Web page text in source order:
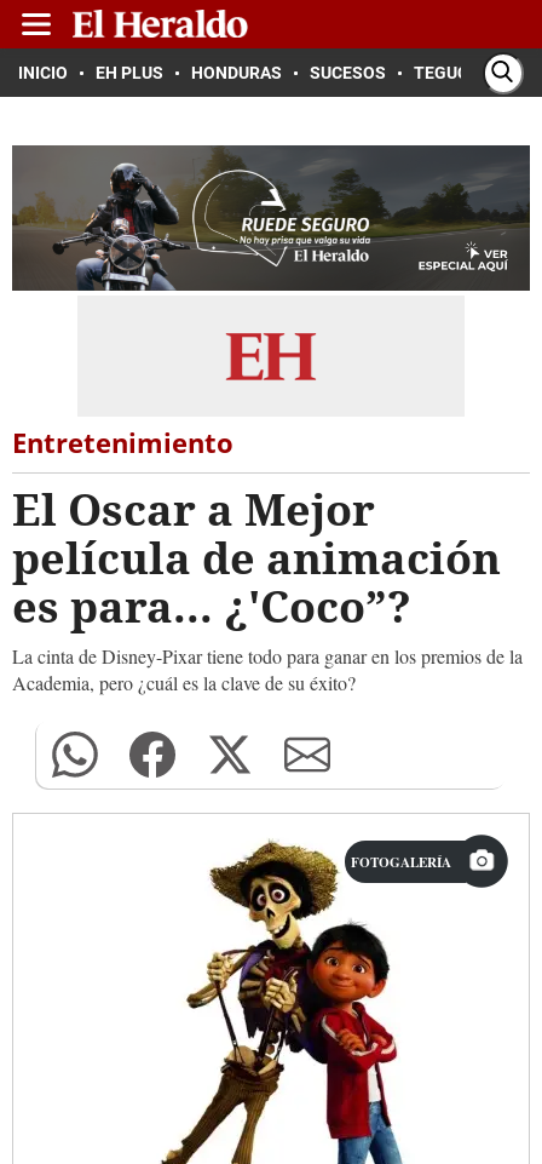
INICIO EH PLUS HONDURAS SUCESOS TEGUCIGALPA
Entretenimiento
El Oscar a Mejor
película de animación
es para... ¿'Coco”?
La cinta de Disney-Pixar tiene todo para ganar en los premios de la
Academia, pero ¿cuál es la clave de su éxito?
FOTOGALERÍA